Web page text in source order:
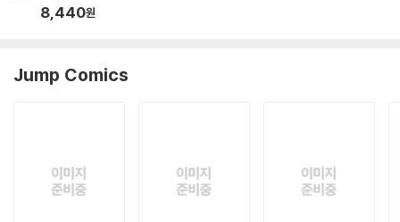
8,440원
Jump Comics